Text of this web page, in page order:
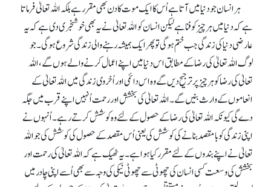
ہر انسان جو دنیا میں آتا ہے اُس کا ایک موت کا دن بھی مقرر ہے بلکہ اللہ تعالیٰ فرماتا
ہے کہ دنیا میں ہر چیز کو فنا ہے لیکن انسان کو اللہ تعالیٰ نے یہ بھی خوشخبری دی ہے کہ یہ
عارضی دنیا کی زندگی جب ختم ہو گی تو پھر ایک ہمیشہ رہنے والی زندگی شروع ہو گی۔ جو
لوگ اللہ تعالیٰ کی رضا کے مطابق اس دنیا میں اپنے اعمال کرنے والے ہوں گے، اللہ
تعالیٰ کی رضا کو ہر چیز پر ترجیح دیں گے وہ اس دائمی اور اُخروی زندگی میں اللہ تعالیٰ کے
انعاموں کے وارث بنیں گے۔ اللہ تعالیٰ کی بخشش اور رحمت اُنہیں اپنے قرب میں جگہ
دے گی کیونکہ اللہ تعالیٰ کی رضا کے حصول کے لئے وہ کوشش کرتے رہے۔ اُنہوں نے
اپنی زندگی کو بامقصد بنانے کی کوشش کی یعنی اُس مقصد کے حصول کی کوشش کی جو اللہ
تعالیٰ نے اپنے بندوں کے لئے مقرر کیا ہوا ہے۔ یہ ٹھیک ہے کہ اللہ تعالیٰ کی رحمت اور
بخشش کی وسعت کسی انسان کی چھوٹی سے چھوٹی نیکی کی وجہ سے بھی اُسے اپنی چادر میں